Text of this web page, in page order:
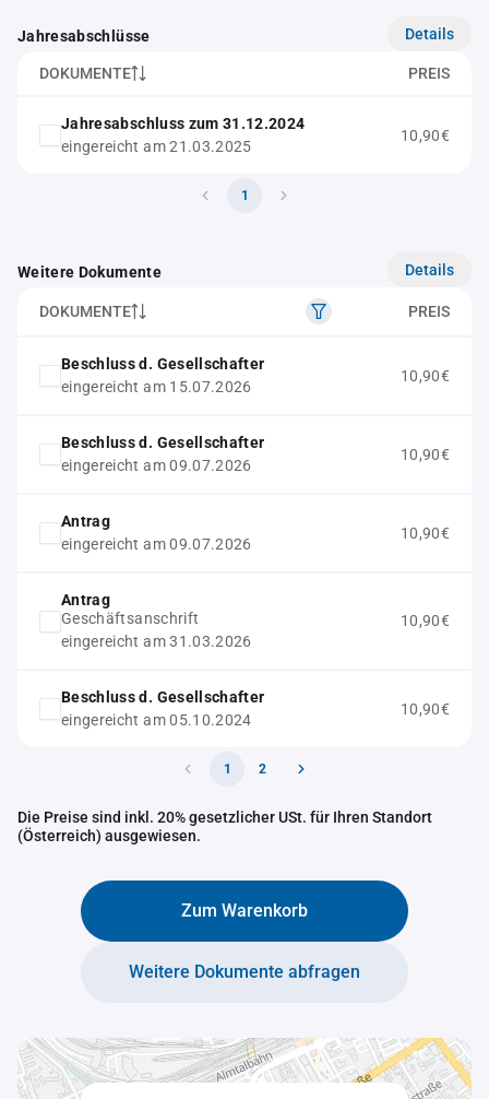
Jahresabschlüsse Details
DOKUMENTE PREIS
Jahresabschluss zum 31.12.2024
eingereicht am 21.03.2025
10,90€
1
Weitere Dokumente Details
DOKUMENTE PREIS
Beschluss d. Gesellschafter
eingereicht am 15.07.2026
10,90€
Beschluss d. Gesellschafter
eingereicht am 09.07.2026
10,90€
Antrag
eingereicht am 09.07.2026
10,90€
Antrag
Geschäftsanschrift
eingereicht am 31.03.2026
10,90€
Beschluss d. Gesellschafter
eingereicht am 05.10.2024
10,90€
1 2
Die Preise sind inkl. 20% gesetzlicher USt. für Ihren Standort
(Österreich) ausgewiesen.
Zum Warenkorb
Weitere Dokumente abfragen